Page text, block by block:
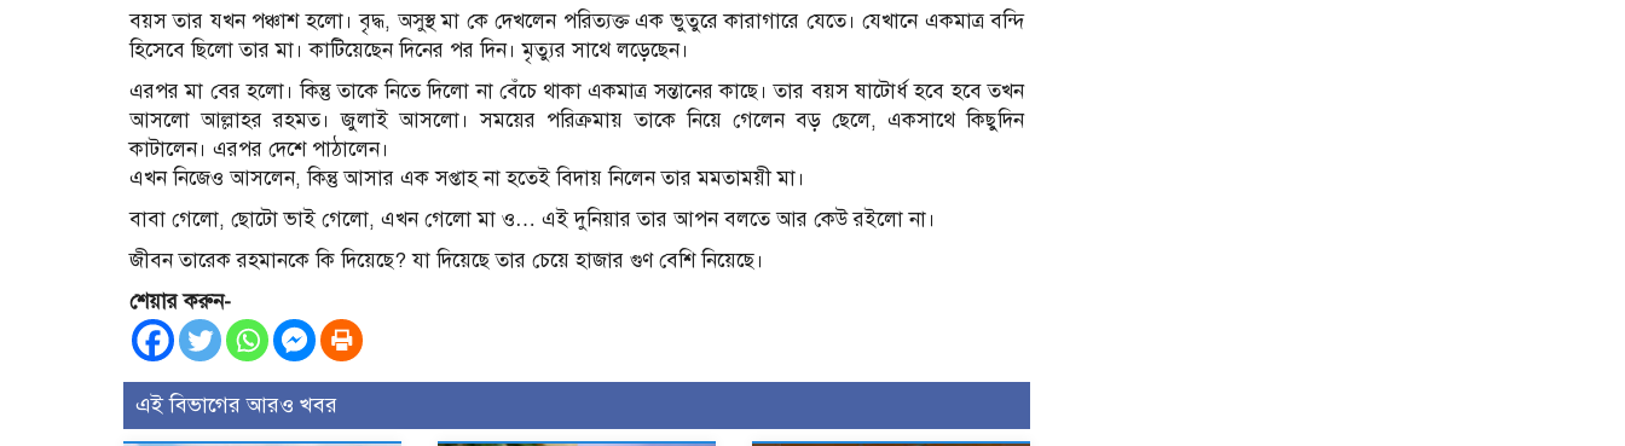
বয়স তার যখন পঞ্চাশ হলো। বৃদ্ধ, অসুস্থ মা কে দেখলেন পরিত্যক্ত এক ভুতুরে কারাগারে যেতে। যেখানে একমাত্র বন্দি
হিসেবে ছিলো তার মা। কাটিয়েছেন দিনের পর দিন। মৃত্যুর সাথে লড়েছেন।
এরপর মা বের হলো। কিন্তু তাকে নিতে দিলো না বেঁচে থাকা একমাত্র সন্তানের কাছে। তার বয়স ষাটোর্ধ হবে হবে তখন
আসলো আল্লাহর রহমত। জুলাই আসলো। সময়ের পরিক্রমায় তাকে নিয়ে গেলেন বড় ছেলে, একসাথে কিছুদিন
কাটালেন। এরপর দেশে পাঠালেন।
এখন নিজেও আসলেন, কিন্তু আসার এক সপ্তাহ না হতেই বিদায় নিলেন তার মমতাময়ী মা।
বাবা গেলো, ছোটো ভাই গেলো, এখন গেলো মা ও… এই দুনিয়ার তার আপন বলতে আর কেউ রইলো না।
জীবন তারেক রহমানকে কি দিয়েছে? যা দিয়েছে তার চেয়ে হাজার গুণ বেশি নিয়েছে।
শেয়ার করুন-
এই বিভাগের আরও খবর